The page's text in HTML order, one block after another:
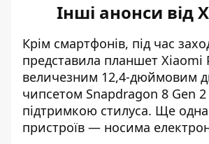
Інші анонси від
Крім смартфонів, під час
представила планшет Xiaomi
величезним 12,4-дюймовим
чипсетом Snapdragon 8 Gen 2
підтримкою стилуса. Ще одна
пристроїв — носима